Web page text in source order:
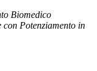
Biomedico
Potenziamento in